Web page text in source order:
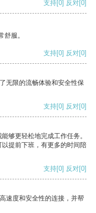
支持[0] 反对[0]
服。
支持[0] 反对[0]
无限的流畅体验和安全性保
支持[0] 反对[0]
够更轻松地完成工作任务。
提前下班，有更多的时间陪
支持[0] 反对[0]
速度和安全性的连接，并帮